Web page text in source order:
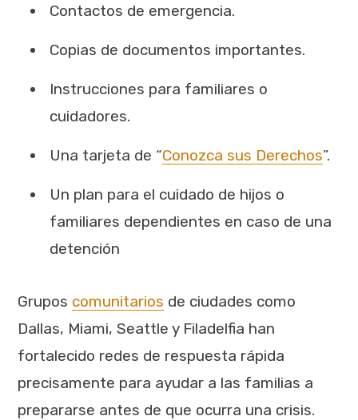
Contactos de emergencia.
Copias de documentos importantes.
Instrucciones para familiares o
cuidadores.
Una tarjeta de “Conozca sus Derechos”.
Un plan para el cuidado de hijos o
familiares dependientes en caso de una
detención
Grupos comunitarios de ciudades como
Dallas, Miami, Seattle y Filadelfia han
fortalecido redes de respuesta rápida
precisamente para ayudar a las familias a
prepararse antes de que ocurra una crisis.